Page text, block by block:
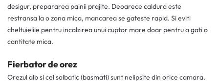
desigur, prepararea painii prajite. Deoarece caldura este
restransa la o zona mica, mancarea se gateste rapid. Si eviti
cheltuielile pentru incalzirea unui cuptor mare doar pentru a gati o
cantitate mica.
Fierbator de orez
Orezul alb si cel salbatic (basmati) sunt nelipsite din orice camara.